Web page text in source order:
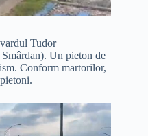
Tudor
Un pieton de
Conform martorilor,